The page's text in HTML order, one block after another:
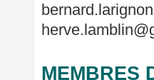
MEMBRES